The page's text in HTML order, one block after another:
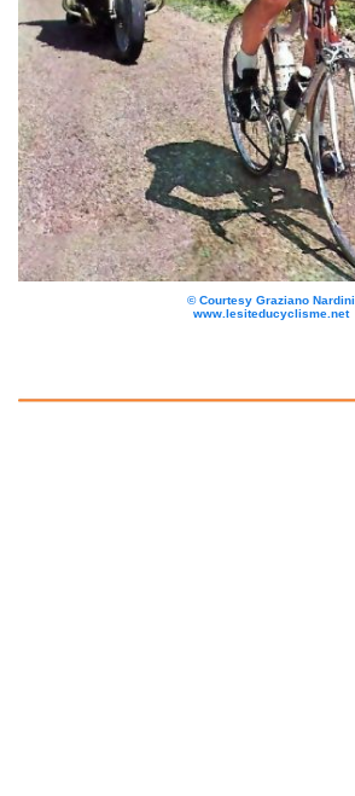
© Courtesy Graziano Nardini
www.lesiteducyclisme.net